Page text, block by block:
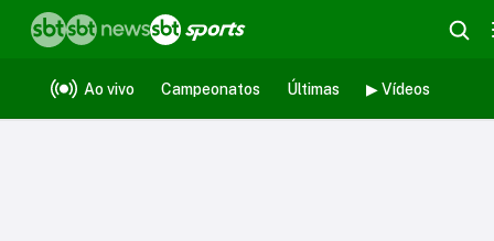
Ao vivo Campeonatos Últimas ▶ Vídeos